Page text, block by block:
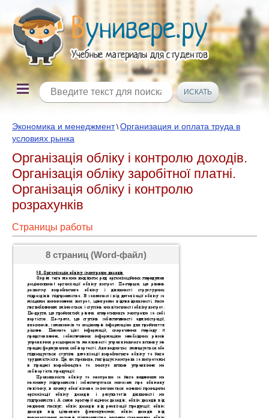
Экономика и менеджмент\Организация и оплата труда в
условиях рынка
Організація обліку і контролю доходів.
Організація обліку заробітної платні.
Організація обліку і контролю
розрахунків
Страницы работы
8 страниц (Word-файл)